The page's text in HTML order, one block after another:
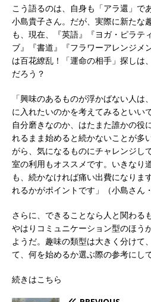
こう語るのは、自身も「アラ還」で
小島貴子さん。だが、実際に新たな
も、現在、『英語』『ヨガ・ピラテ
ブ』『書道』『フラワーアレンジメ
は百花繚乱！「運命の相手」探しは
だろう？
「興味のあるものが浮かばない人
に入れたいのかを考えてみるといい
自分磨きなのか、はたまた誰かの役
れるまま始めると続かないことが多
がら、気になるものにチャレンジし
室の利用もオススメです。いきなり
も、続かなければ痛い出費になりま
れるかがポイントです」（小島さん
さらに、できることなら人と関わる
やはりコミュニケーション型のほう
ようだ。趣味の類型は大きく分けて
て、何を始めるか選ぶ際の参考にし
続きはこちら